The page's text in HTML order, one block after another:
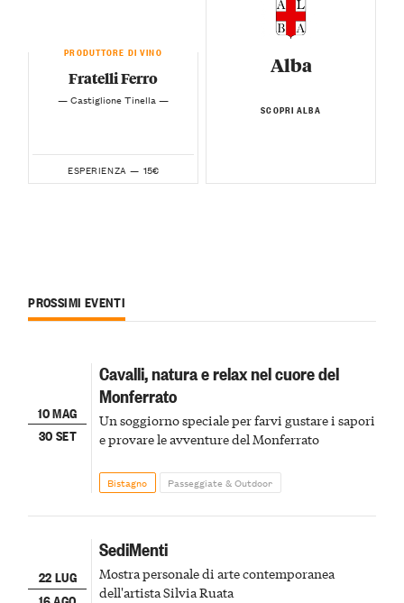
PRODUTTORE DI VINO
Fratelli Ferro
— Castiglione Tinella —
ESPERIENZA — 15€
Alba
SCOPRI ALBA
PROSSIMI EVENTI
10 MAG
30 SET
Cavalli, natura e relax nel cuore del
Monferrato
Un soggiorno speciale per farvi gustare i sapori
e provare le avventure del Monferrato
Bistagno Passeggiate & Outdoor
22 LUG
SediMenti
Mostra personale di arte contemporanea
dell'artista Silvia Ruata